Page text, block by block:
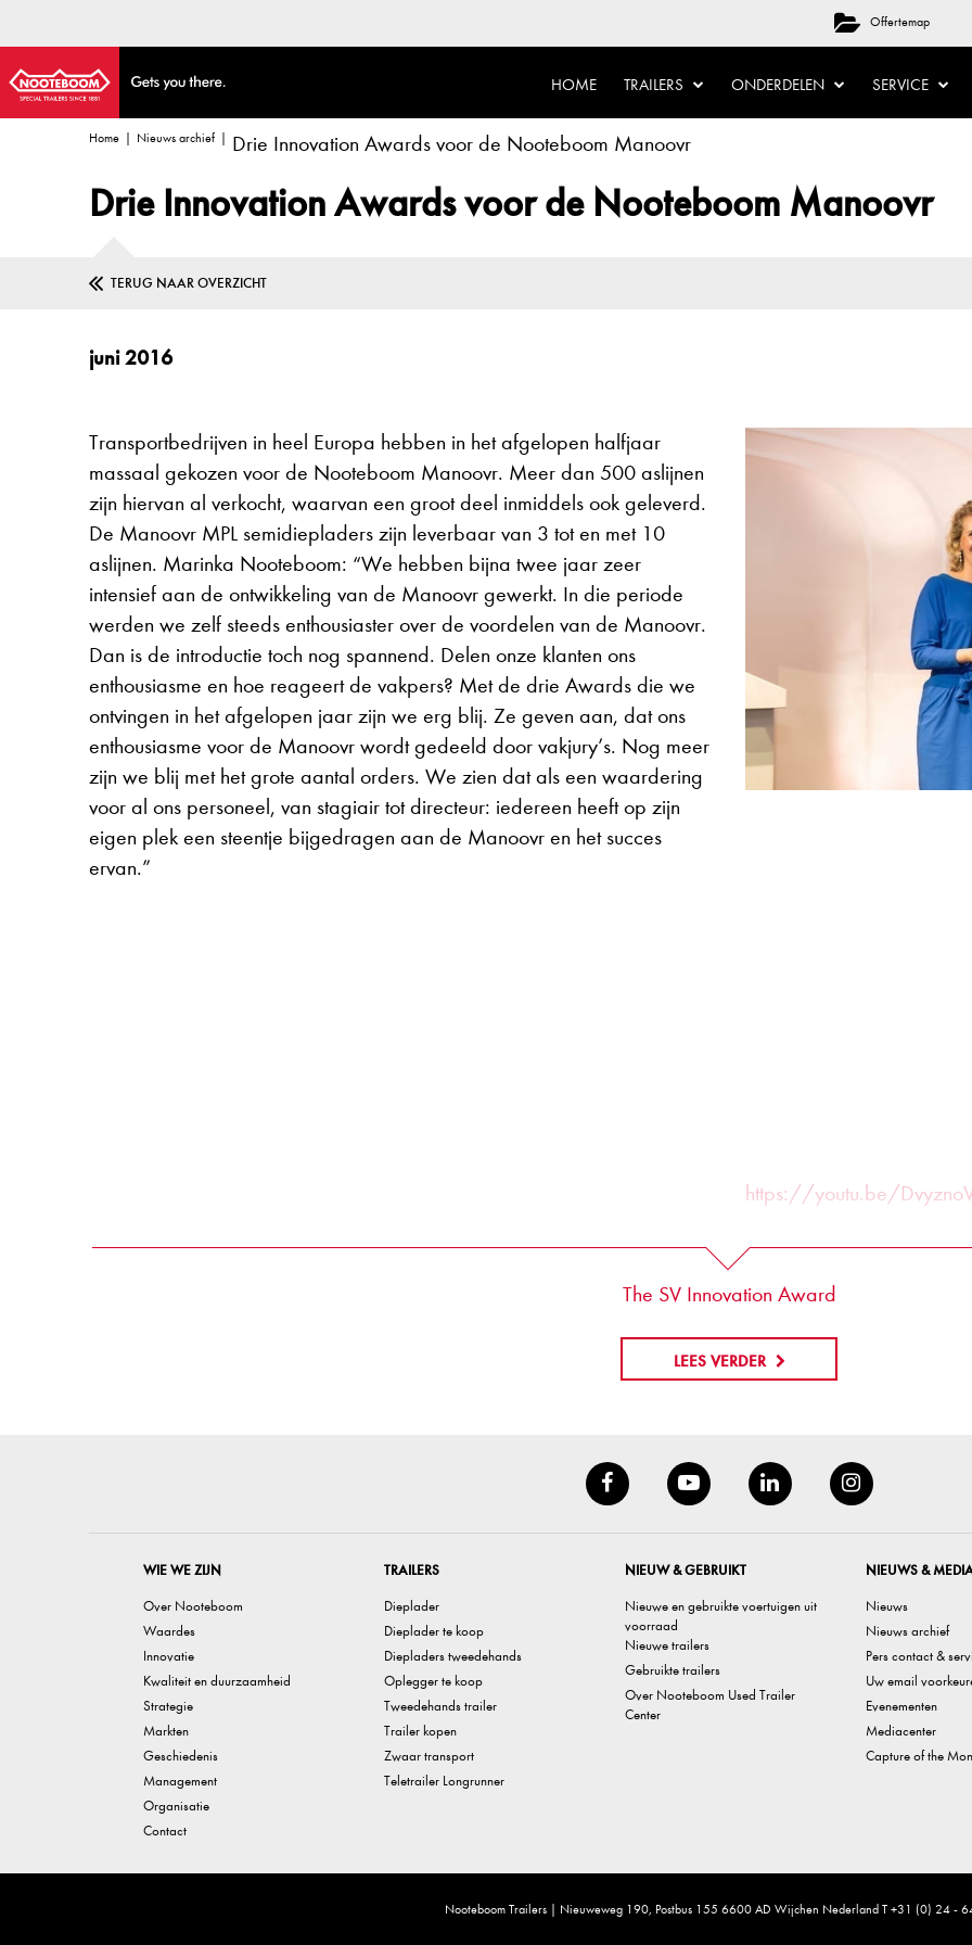
Offertemap
HOME TRAILERS ONDERDELEN SERVICE
Home Nieuws archief Drie Innovation Awards voor de Nooteboom Manoovr
Drie Innovation Awards voor de Nooteboom Manoovr
TERUG NAAR OVERZICHT
juni 2016
Transportbedrijven in heel Europa hebben in het afgelopen halfjaar
massaal gekozen voor de Nooteboom Manoovr. Meer dan 500 aslijnen
zijn hiervan al verkocht, waarvan een groot deel inmiddels ook geleverd.
De Manoovr MPL semidiepladers zijn leverbaar van 3 tot en met 10
aslijnen. Marinka Nooteboom: “We hebben bijna twee jaar zeer
intensief aan de ontwikkeling van de Manoovr gewerkt. In die periode
werden we zelf steeds enthousiaster over de voordelen van de Manoovr.
Dan is de introductie toch nog spannend. Delen onze klanten ons
enthousiasme en hoe reageert de vakpers? Met de drie Awards die we
ontvingen in het afgelopen jaar zijn we erg blij. Ze geven aan, dat ons
enthousiasme voor de Manoovr wordt gedeeld door vakjury’s. Nog meer
zijn we blij met het grote aantal orders. We zien dat als een waardering
voor al ons personeel, van stagiair tot directeur: iedereen heeft op zijn
eigen plek een steentje bijgedragen aan de Manoovr en het succes
ervan.”
https://youtu.be/
The SV Innovation Award
LEES VERDER
WIE WE ZIJN
Over Nooteboom
Waardes
Innovatie
Kwaliteit en duurzaamheid
Strategie
Markten
Geschiedenis
Management
Organisatie
Contact
TRAILERS
Dieplader
Dieplader te koop
Diepladers tweedehands
Oplegger te koop
Tweedehands trailer
Trailer kopen
Zwaar transport
Teletrailer Longrunner
NIEUW & GEBRUIKT
Nieuwe en gebruikte voertuigen uit
voorraad
Nieuwe trailers
Gebruikte trailers
Over Nooteboom Used Trailer
Center
NIEUWS &
Nieuws
Nieuws archief
Pers contact &
Uw email
Evenementen
Mediacenter
Capture of the
Nooteboom Trailers | Nieuweweg 190, Postbus 155 6600 AD Wijchen Nederland T +31 (0) 24 -